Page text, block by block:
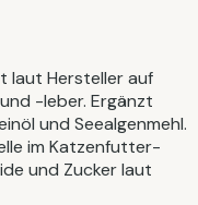
laut Hersteller auf
-leber. Ergänzt
und Seealgenmehl.
im Katzenfutter-
und Zucker laut